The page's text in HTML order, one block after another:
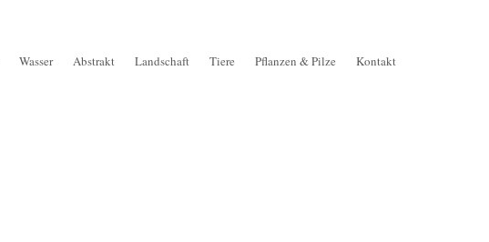
Wasser Abstrakt Landschaft Tiere Pflanzen & Pilze Kontakt